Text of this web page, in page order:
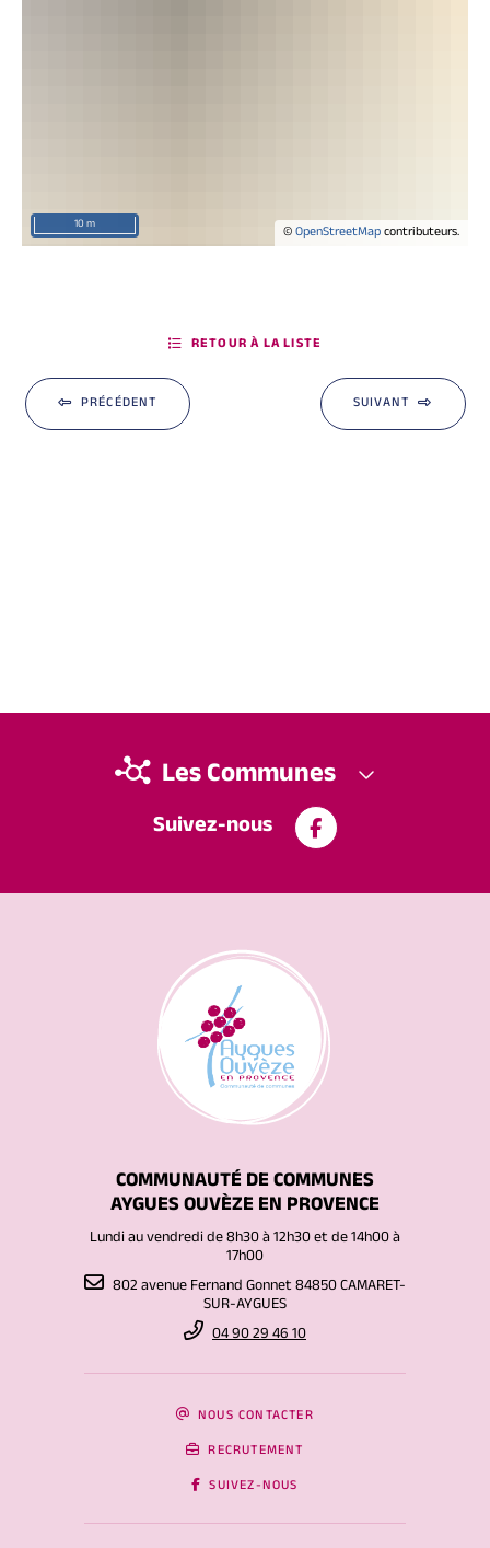
©OpenStreetMapcontributeurs.
10 m
PRÉCÉDENT
RETOUR À LA LISTE
SUIVANT
Suivez-nous
Les Communes
COMMUNAUTÉ DE COMMUNES
AYGUES OUVÈZE EN PROVENCE
Lundi au vendredi de 8h30 à 12h30 et de 14h00 à
17h00
802 avenue Fernand Gonnet 84850 CAMARET-
SUR-AYGUES
04 90 29 46 10
NOUS CONTACTER
RECRUTEMENT
SUIVEZ-NOUS